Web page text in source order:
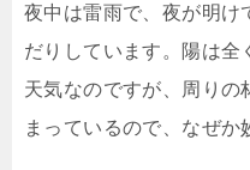
夜中は雷雨で、夜が明け
だりしています。陽は全
天気なのですが、周りの
まっているので、なぜか